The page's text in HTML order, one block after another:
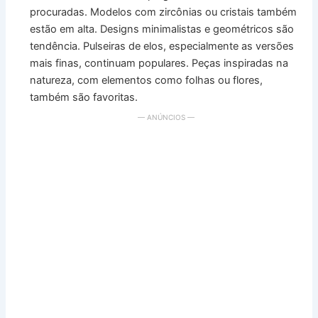
procuradas. Modelos com zircônias ou cristais também
estão em alta. Designs minimalistas e geométricos são
tendência. Pulseiras de elos, especialmente as versões
mais finas, continuam populares. Peças inspiradas na
natureza, com elementos como folhas ou flores,
também são favoritas.
— ANÚNCIOS —